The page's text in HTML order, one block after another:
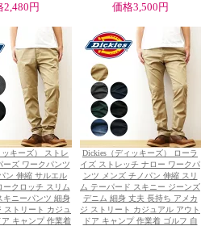
2,480円 価格3,500円
ッキーズ） ストレ
ーズ ワークパンツ
ン 伸縮 サルエル
ークロッチ スリム
キニーパンツ 細身
ストリート カジュ
キャンプ 作業着
Dickies（ディッキーズ） ローラ
イズ ストレッチ ナロー ワークパ
ンツ メンズ チノパン 伸縮 スリ
ム テーパード スキニー ジーンズ
デニム 細身 丈夫 長持ち アメカ
ジ ストリート カジュアル アウト
ドア キャンプ 作業着 ゴルフ 自